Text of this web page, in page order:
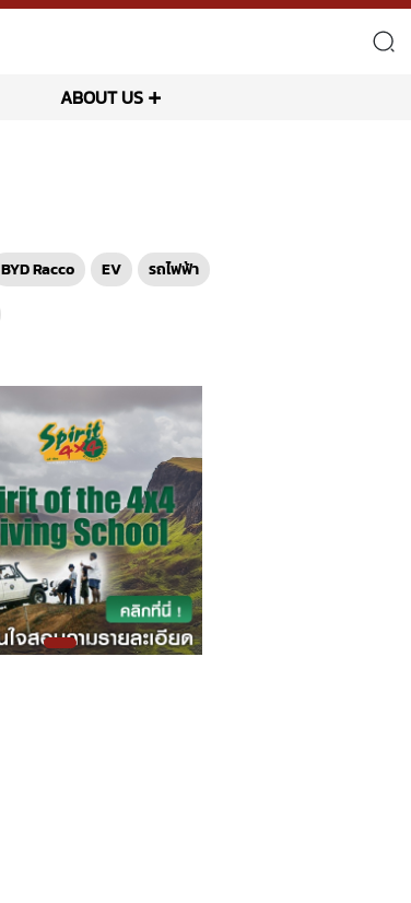
ABOUT US
BYD Racco EV
รถไฟฟ้า